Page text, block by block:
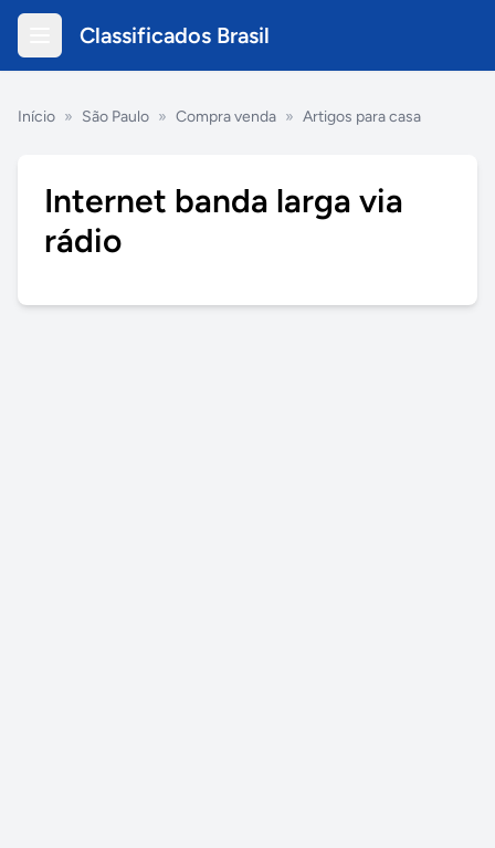
Classificados Brasil
Início » São Paulo » Compra venda » Artigos para casa
Internet banda larga via
rádio